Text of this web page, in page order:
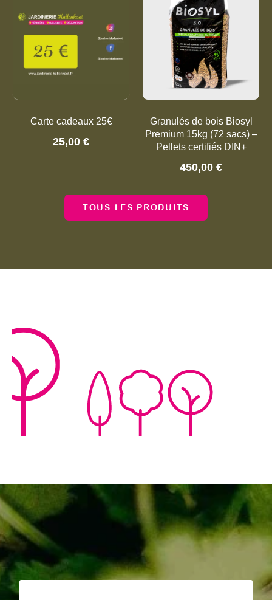
Carte cadeaux 25€
25,00 €
Granulés de bois Biosyl
Premium 15kg (72 sacs) –
Pellets certifiés DIN+
450,00 €
TOUS LES PRODUITS